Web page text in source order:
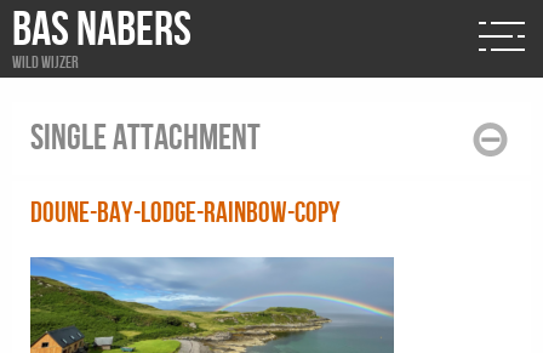
BAS NABERS
Wild wijzer
Single attachment
doune-bay-lodge-rainbow-copy